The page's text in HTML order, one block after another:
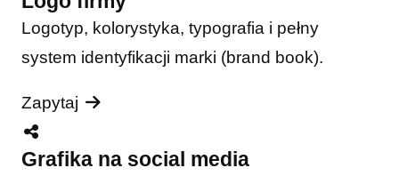
Logotyp, kolorystyka, typografia i pełny
system identyfikacji marki (brand book).
Zapytaj
Grafika na social media